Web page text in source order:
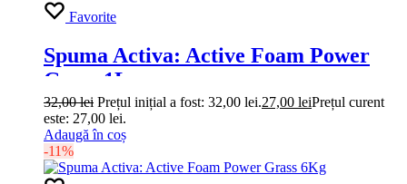
Favorite
Spuma Activa: Active Foam Power
Grass 1L
32,00lei Prețul inițial a fost: 32,00 lei.27,00 leiPrețul curent
este: 27,00 lei.
Adaugă în coș
-11%